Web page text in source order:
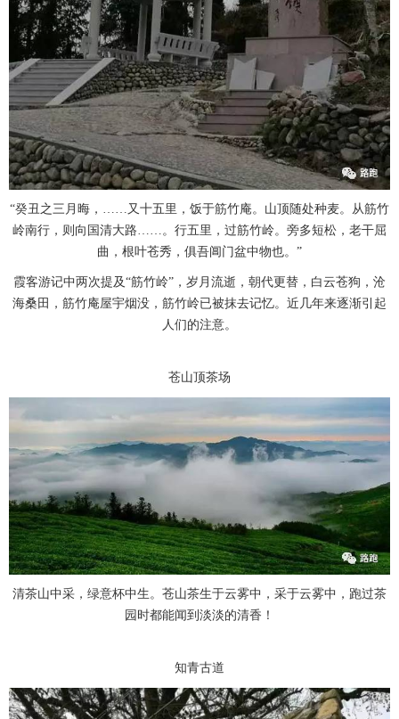
“癸丑之三月晦，……又十五里，饭于筋竹庵。山顶随处种麦。从筋竹
岭南行，则向国清大路……。行五里，过筋竹岭。旁多短松，老干屈
曲，根叶苍秀，俱吾阊门盆中物也。”
霞客游记中两次提及“筋竹岭”，岁月流逝，朝代更替，白云苍狗，沧
海桑田，筋竹庵屋宇烟没，筋竹岭已被抹去记忆。近几年来逐渐引起
人们的注意。
苍山顶茶场
清茶山中采，绿意杯中生。苍山茶生于云雾中，采于云雾中，跑过茶
园时都能闻到淡淡的清香！
知青古道